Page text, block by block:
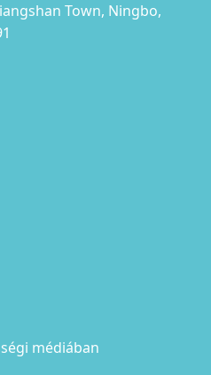
Town, Ningbo,
médiában